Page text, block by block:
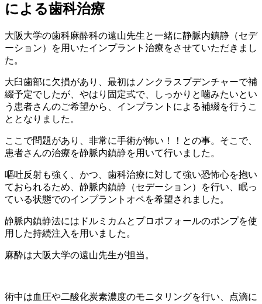
による歯科治療
大阪大学の歯科麻酔科の遠山先生と一緒に静脈内鎮静（セデ
ーション）を用いたインプラント治療をさせていただきまし
た。
大臼歯部に欠損があり、最初はノンクラスプデンチャーで補
綴予定でしたが、やはり固定式で、しっかりと噛みたいとい
う患者さんのご希望から、インプラントによる補綴を行うこ
ととなりました。
ここで問題があり、非常に手術が怖い！！との事。そこで、
患者さんの治療を静脈内鎮静を用いて行いました。
嘔吐反射も強く、かつ、歯科治療に対して強い恐怖心を抱い
ておられるため、静脈内鎮静（セデーション）を行い、眠っ
ている状態でのインプラントオペを希望されました。
静脈内鎮静法にはドルミカムとプロポフォールのポンプを使
用した持続注入を用いました。
麻酔は大阪大学の遠山先生が担当。
術中は血圧や二酸化炭素濃度のモニタリングを行い、点滴に